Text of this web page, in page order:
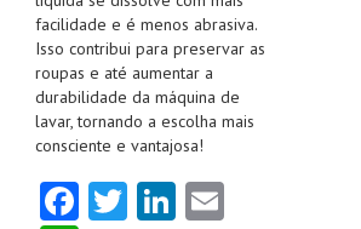
facilidade e é menos abrasiva.
Isso contribui para preservar as
roupas e até aumentar a
durabilidade da máquina de
lavar, tornando a escolha mais
consciente e vantajosa!
Fa T Li